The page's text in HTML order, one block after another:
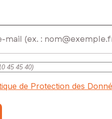
de Protection des